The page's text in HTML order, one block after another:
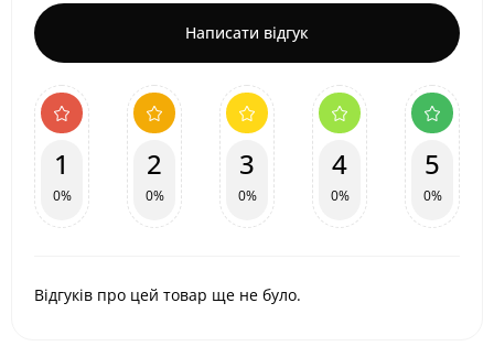
Написати відгук
1
0%
2
0%
3
0%
4
0%
5
0%
Відгуків про цей товар ще не було.